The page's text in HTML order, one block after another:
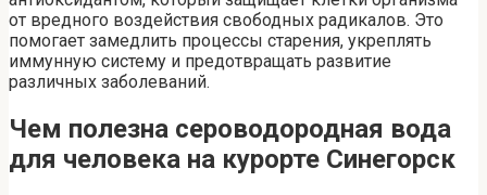
от вредного воздействия свободных радикалов. Это
помогает замедлить процессы старения, укреплять
иммунную систему и предотвращать развитие
различных заболеваний.
Чем полезна сероводородная вода
для человека на курорте Синегорск